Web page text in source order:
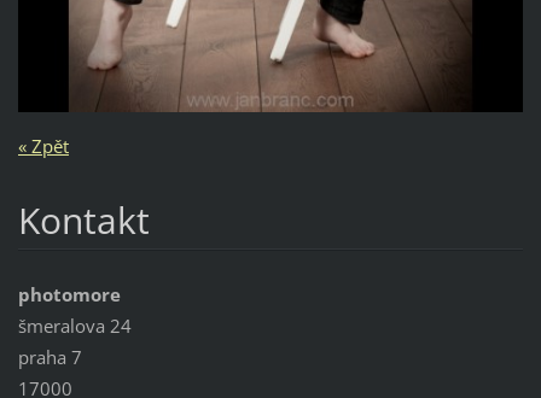
« Zpět
Kontakt
photomore
šmeralova 24
praha 7
17000